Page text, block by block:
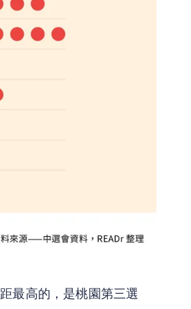
最高的，是桃園第三選